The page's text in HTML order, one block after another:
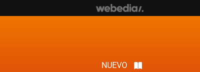
NUEVO